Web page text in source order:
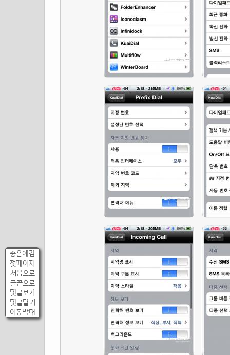
좋은예감
첫페이지
처음으로
글끝으로
댓글보기
댓글달기
이동막대